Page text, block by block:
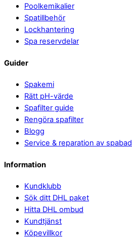
Poolkemikalier
Spatillbehör
Lockhantering
Spa reservdelar
Guider
Spakemi
Rätt pH-värde
Spafilter guide
Rengöra spafilter
Blogg
Service & reparation av spabad
Information
Kundklubb
Sök ditt DHL paket
Hitta DHL ombud
Kundtjänst
Köpevillkor